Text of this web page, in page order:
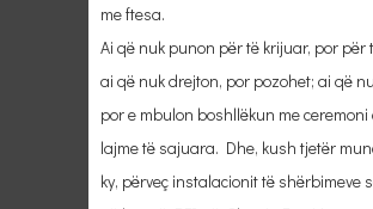
me ftesa.
Ai që nuk punon për të krijuar, por për
ai që nuk drejton, por pozohet; ai që
por e mbulon boshllëkun me ceremoni
lajme të sajuara. Dhe, kush tjetër
ky, përveç instalacionit të shërbimeve